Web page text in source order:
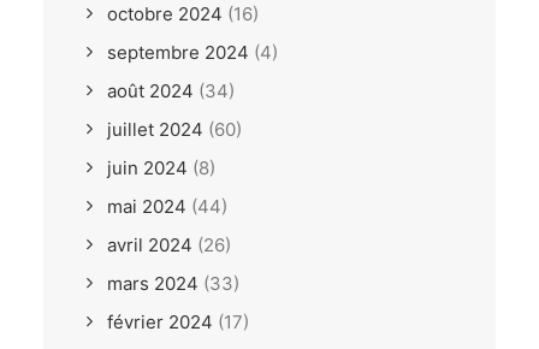
octobre 2024 (16)
septembre 2024 (4)
août 2024 (34)
juillet 2024 (60)
juin 2024 (8)
mai 2024 (44)
avril 2024 (26)
mars 2024 (33)
février 2024 (17)